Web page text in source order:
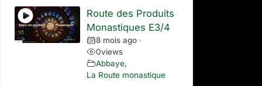
Route des Produits
Monastiques E3/4
8 mois ago •
0views
Abbaye,
La Route monastique